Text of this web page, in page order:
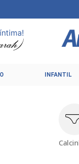
INFANTIL